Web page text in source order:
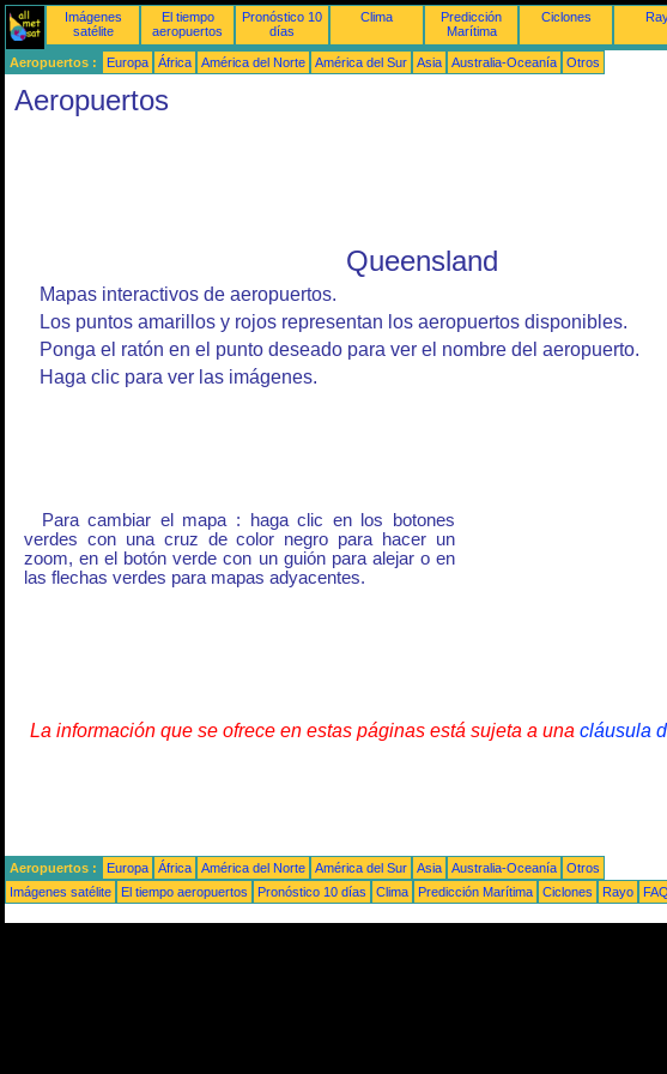
Imágenes
satélite
El tiempo
aeropuertos
Pronóstico 10
días
Clima
Predicción
Marítima
Ciclones
Aeropuertos : Europa África América del Norte América del Sur Asia Australia-Oceanía Otros
Aeropuertos
Queensland
Mapas interactivos de aeropuertos.
Los puntos amarillos y rojos representan los aeropuertos disponibles.
Ponga el ratón en el punto deseado para ver el nombre del aeropuerto.
Haga clic para ver las imágenes.
Para cambiar el mapa : haga clic en los botones
verdes con una cruz de color negro para hacer un
zoom, en el botón verde con un guión para alejar o en
las flechas verdes para mapas adyacentes.
La información que se ofrece en estas páginas está sujeta a una cláusula
Aeropuertos : Europa África América del Norte América del Sur Asia Australia-Oceanía
Otros
Imágenes satélite
El tiempo aeropuertos Pronóstico 10 días Clima Predicción Marítima Ciclones Rayo FAQ